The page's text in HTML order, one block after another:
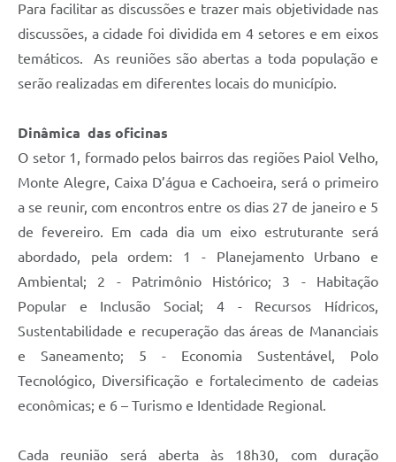
Para facilitar as discussões e trazer mais objetividade nas
discussões, a cidade foi dividida em 4 setores e em eixos
temáticos. As reuniões são abertas a toda população e
serão realizadas em diferentes locais do município.
Dinâmica das oficinas
O setor 1, formado pelos bairros das regiões Paiol Velho,
Monte Alegre, Caixa D’água e Cachoeira, será o primeiro
a se reunir, com encontros entre os dias 27 de janeiro e 5
de fevereiro. Em cada dia um eixo estruturante será
abordado, pela ordem: 1 - Planejamento Urbano e
Ambiental; 2 - Patrimônio Histórico; 3 - Habitação
Popular e Inclusão Social; 4 - Recursos Hídricos,
Sustentabilidade e recuperação das áreas de Mananciais
e Saneamento; 5 - Economia Sustentável, Polo
Tecnológico, Diversificação e fortalecimento de cadeias
econômicas; e 6 – Turismo e Identidade Regional.
Cada reunião será aberta às 18h30, com duração